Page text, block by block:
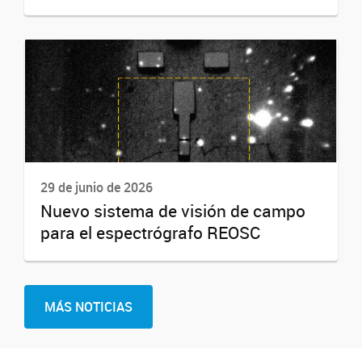
29 de junio de 2026
Nuevo sistema de visión de campo
para el espectrógrafo REOSC
MÁS NOTICIAS